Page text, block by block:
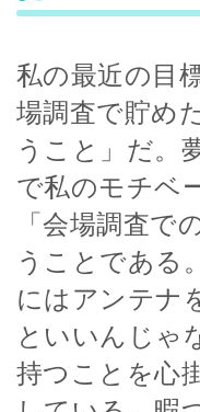
私の最近の目
場調査で貯め
うこと」だ。
で私のモチベ
「会場調査
うことである
にはアンテナ
といいんじゃ
持つことを心